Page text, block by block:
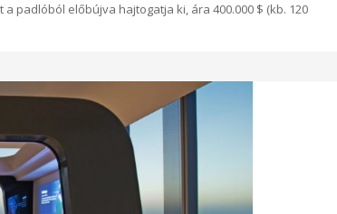
padlóból előbújva hajtogatja ki, ára 400.000 $ (kb. 120